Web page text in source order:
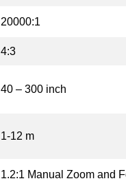
20000:1
4:3
40 – 300 inch
1-12 m
1.2:1 Manual Zoom and